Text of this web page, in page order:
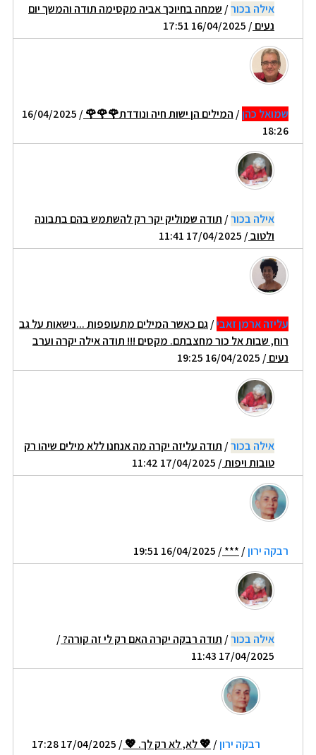
אילה בכור/ שמחה בחיוכך אביה מקסימה תודה והמשך יום
נעים/ 16/04/2025 17:51
שמואל כהן/ המילים הן ישות חיה ונודדת🌹🌹🌹
/ 16/04/2025
18:26
אילה בכור/ תודה שמוליק יקר רק להשתמש בהם בתבונה
ולטוב/ 17/04/2025 11:41
עליזה ארמן זאבי/גם כאשר המילים מתעופפות ...נישאות על גב
רוח, שבות אל כור מחצבתם. מקסים !!! תודה אילה יקרה וערב
נעים/ 16/04/2025 19:25
אילה בכור/ תודה עליזה יקרה מה אנחנו ללא מילים שיהו רק
טובות ויפות/ 17/04/2025 11:42
רבקה ירון/
***
/ 16/04/2025 19:51
אילה בכור/ תודה רבקה יקרה האם רק לי זה קורה?/
17/04/2025 11:43
רבקה ירון/ 💖 לא, לא רק לך. 💖/ 17/04/2025 17:28